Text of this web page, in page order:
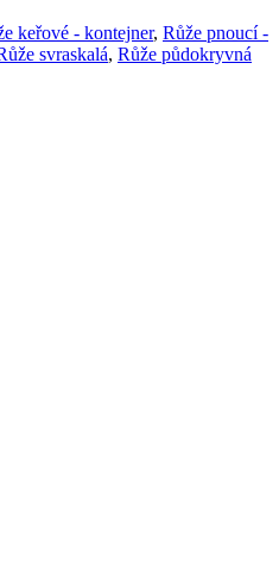
keřové - kontejner, Růže pnoucí -
svraskalá, Růže půdokryvná